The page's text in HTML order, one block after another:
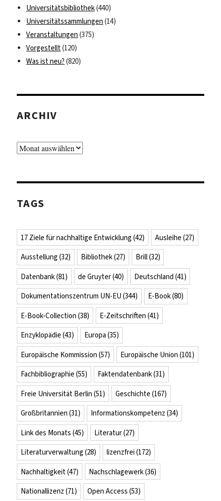
Universitätsbibliothek(440)
Universitätssammlungen (14)
Veranstaltungen (375)
Vorgestellt(120)
Was ist neu? (820)
ARCHIV
Archiv
TAGS
17 Ziele für nachhaltige Entwicklung (42) Ausleihe (27)
Ausstellung (32) Bibliothek(27) Brill(32)
Datenbank(81) de Gruyter(40) Deutschland (41)
Dokumentationszentrum UN-EU (344) E-Book(80)
E-Book-Collection (38) E-Zeitschriften (41)
Enzyklopädie (43) Europa (35)
Europäische Kommission (57) Europäische Union (101)
Fachbibliographie (55) Faktendatenbank(31)
Freie Universität Berlin (51) Geschichte (167)
Großbritannien (31) Informationskompetenz (34)
Link des Monats (45) Literatur(27)
Literaturverwaltung (28) lizenzfrei (172)
Nachhaltigkeit(47) Nachschlagewerk(36)
Nationallizenz (71) Open Access (53)